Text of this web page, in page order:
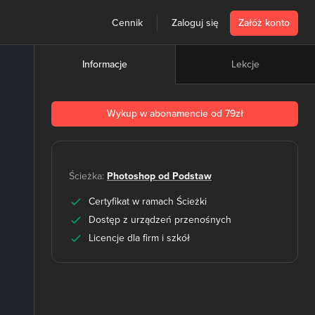
Cennik Zaloguj się Załóż konto
Informacje Lekcje
Wykup w abonamencie od 79zł
Ścieżka: Photoshop od Podstaw
Certyfikat w ramach Ścieżki
Dostęp z urządzeń przenośnych
Licencje dla firm i szkół